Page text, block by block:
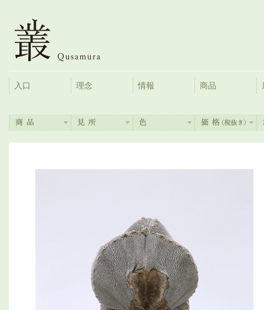
入口 理念 情報 商品